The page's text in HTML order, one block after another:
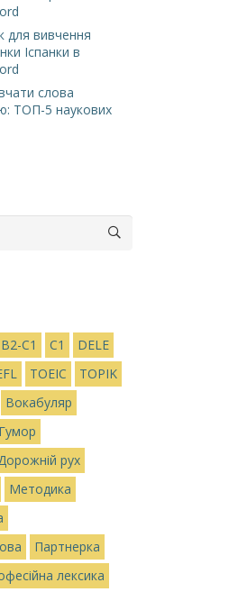
для вивчення
Іспанки в
слова
ТОП-5 наукових
B2-C1 C1
DELE
TOEIC
TOPIK
Вокабуляр
Гумор
рух
Методика
Партнерка
лексика